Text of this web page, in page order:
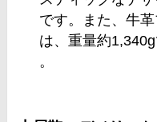
です。また、牛
は、重量約
。